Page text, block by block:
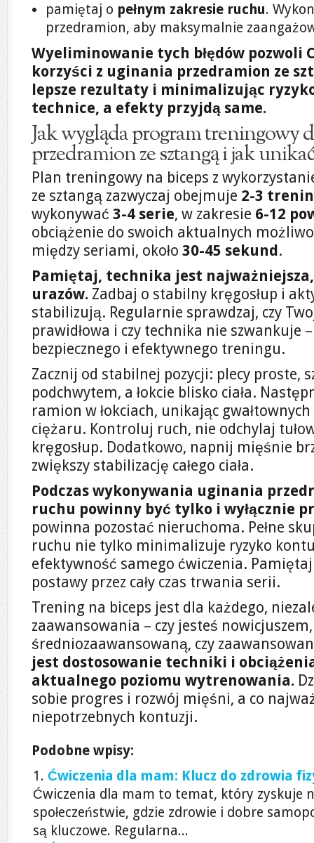
pamiętaj o pełnym zakresie ruchu.
przedramion, aby maksymalnie
Wyeliminowanie tych błędów pozwoli
korzyści z uginania przedramion ze
lepsze rezultaty i minimalizując
technice, a efekty przyjdą same.
Jak wygląda program treningowy
przedramion ze sztangą i jak
Plan treningowy na biceps z
ze sztangą zazwyczaj obejmuje 2-3
wykonywać 3-4 serie, w zakresie 6-12
obciążenie do swoich aktualnych
między seriami, około 30-45 sekund.
Pamiętaj, technika jest
urazów. Zadbaj o stabilny kręgosłup i
stabilizują. Regularnie sprawdzaj, czy
prawidłowa i czy technika nie szwankuje
bezpiecznego i efektywnego treningu.
Zacznij od stabilnej pozycji: plecy proste,
podchwytem, a łokcie blisko ciała.
ramion w łokciach, unikając
ciężaru. Kontroluj ruch, nie odchylaj
kręgosłup. Dodatkowo, napnij mięśnie
zwiększy stabilizację całego ciała.
Podczas wykonywania uginania
ruchu powinny być tylko i wyłącznie
powinna pozostać nieruchoma. Pełne
ruchu nie tylko minimalizuje ryzyko
efektywność samego ćwiczenia.
postawy przez cały czas trwania serii.
Trening na biceps jest dla każdego,
zaawansowania – czy jesteś
średniozaawansowaną, czy
jest dostosowanie techniki i
aktualnego poziomu wytrenowania.
sobie progres i rozwój mięśni, a co
niepotrzebnych kontuzji.
Podobne wpisy:
Ćwiczenia dla mam: Klucz do zdrowia
Ćwiczenia dla mam to temat, który zyskuje
społeczeństwie, gdzie zdrowie i dobre
są kluczowe. Regularna...